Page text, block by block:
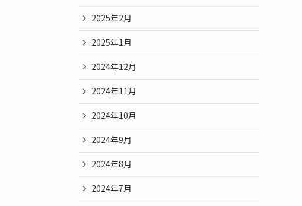
2025年2月
2025年1月
2024年12月
2024年11月
2024年10月
2024年9月
2024年8月
2024年7月